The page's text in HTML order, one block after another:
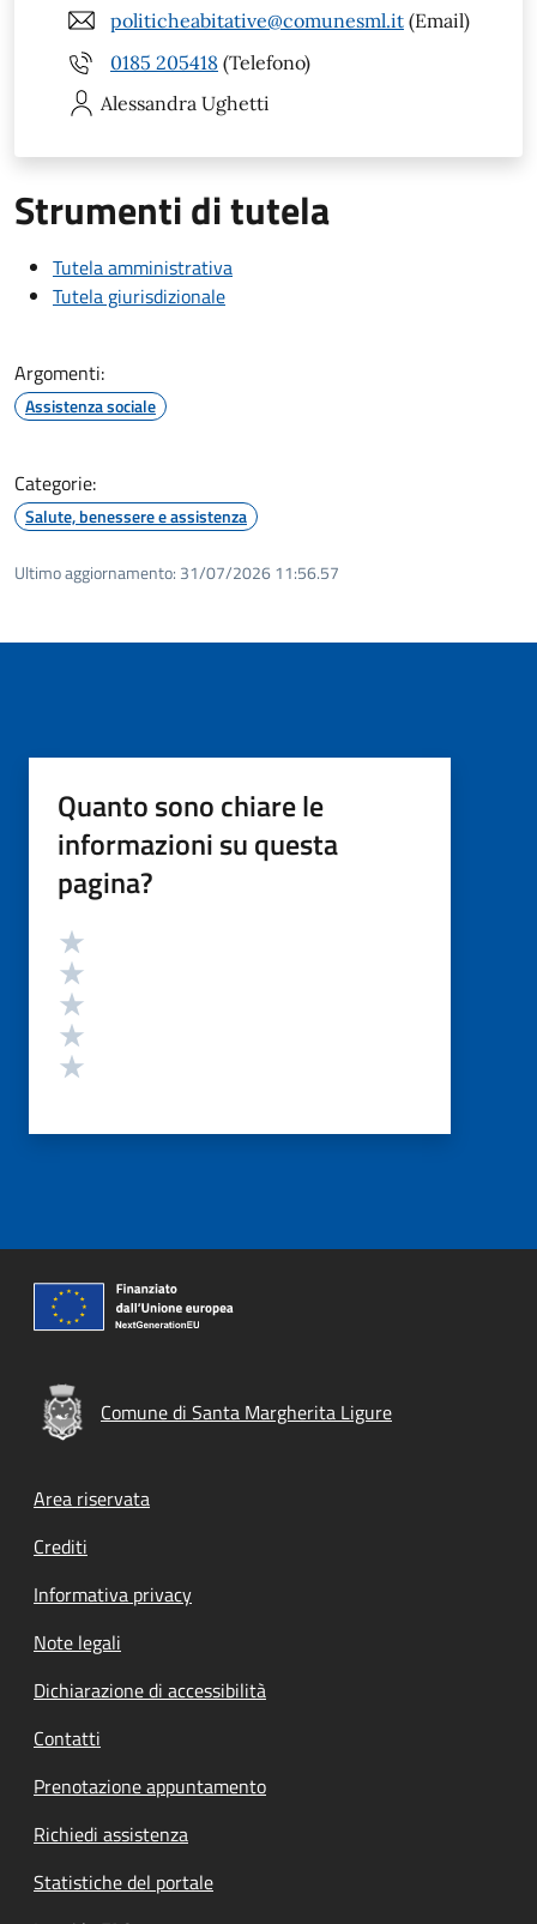
politicheabitative@comunesml.it (Email)
0185 205418 (Telefono)
Alessandra Ughetti
Strumenti di tutela
Tutela amministrativa
Tutela giurisdizionale
Argomenti:
Assistenza sociale
Categorie:
Salute, benessere e assistenza
Ultimo aggiornamento: 31/07/2026 11:56.57
Quanto sono chiare le
informazioni su questa
pagina?
Valutazione
Comune di Santa Margherita Ligure
Footer menu
Area riservata
Crediti
Informativa privacy
Note legali
Dichiarazione di accessibilità
Contatti
Prenotazione appuntamento
Richiedi assistenza
Statistiche del portale